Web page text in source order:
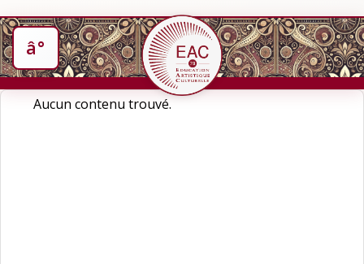
Aucun contenu trouvé.